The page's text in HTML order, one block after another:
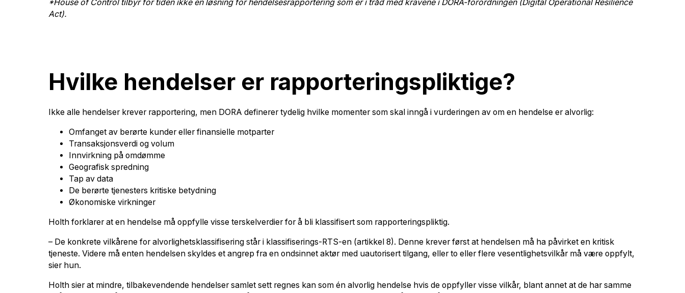
*House of Control tilbyr for tiden ikke en løsning for hendelsesrapportering som er i tråd med kravene i DORA-forordningen (Digital Operational Resilience
Act).
Hvilke hendelser er rapporteringspliktige?
Ikke alle hendelser krever rapportering, men DORA definerer tydelig hvilke momenter som skal inngå i vurderingen av om en hendelse er alvorlig:
Omfanget av berørte kunder eller finansielle motparter
Transaksjonsverdi og volum
Innvirkning på omdømme
Geografisk spredning
Tap av data
De berørte tjenesters kritiske betydning
Økonomiske virkninger
Holth forklarer at en hendelse må oppfylle visse terskelverdier for å bli klassifisert som rapporteringspliktig.
– De konkrete vilkårene for alvorlighetsklassifisering står i klassifiserings-RTS-en (artikkel 8). Denne krever først at hendelsen må ha påvirket en kritisk
tjeneste. Videre må enten hendelsen skyldes et angrep fra en ondsinnet aktør med uautorisert tilgang, eller to eller flere vesentlighetsvilkår må være oppfylt,
sier hun.
Holth sier at mindre, tilbakevendende hendelser samlet sett regnes kan som én alvorlig hendelse hvis de oppfyller visse vilkår, blant annet at de har samme